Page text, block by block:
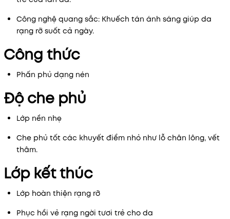
Công nghệ quang sắc: Khuếch tán ánh sáng giúp da
rạng rỡ suốt cả ngày.
Công thức
Phấn phủ dạng nén
Độ che phủ
Lớp nền nhẹ
Che phủ tốt các khuyết điểm nhỏ như lỗ chân lông, vết
thâm.
Lớp kết thúc
Lớp hoàn thiện rạng rỡ
Phục hồi vẻ rạng ngời tươi trẻ cho da